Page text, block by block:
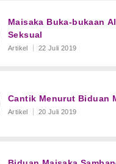
Maisaka Buka-bukaan
Seksual
Artikel 22 Juli 2019
Cantik Menurut Biduan
Artikel 20 Juli 2019